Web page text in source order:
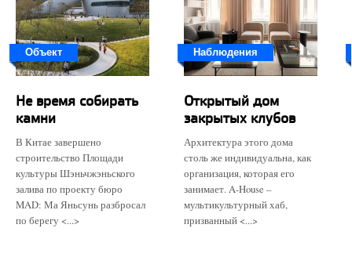
Объект
Не время собирать
камни
В Китае завершено
строительство Площади
культуры Шэньчжэньского
залива по проекту бюро
MAD: Ма Яньсунь разбросал
по берегу <...>
Наблюдения
Открытый дом
закрытых клубов
Архитектура этого дома
столь же индивидуальна, как
организация, которая его
занимает. A-House –
мультикультурный хаб,
призванный <...>